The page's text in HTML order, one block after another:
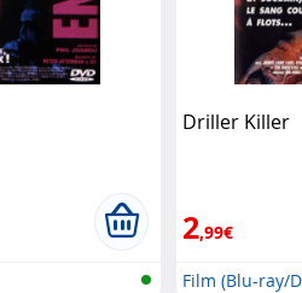
Driller Killer
2,99€
Film (Blu-ray/